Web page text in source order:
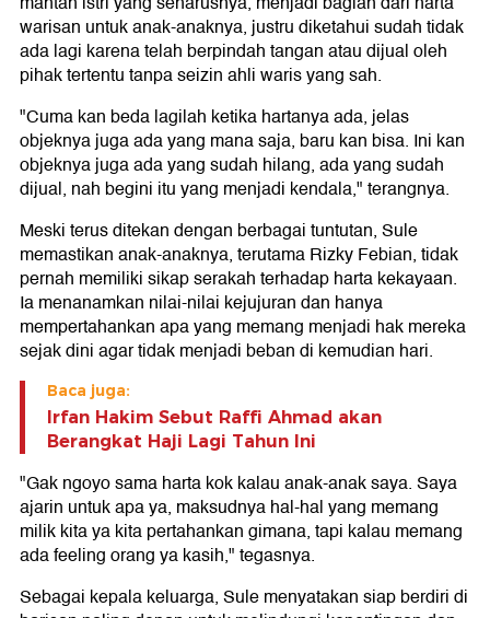
warisan untuk anak-anaknya, justru diketahui sudah tidak
ada lagi karena telah berpindah tangan atau dijual oleh
pihak tertentu tanpa seizin ahli waris yang sah.
"Cuma kan beda lagilah ketika hartanya ada, jelas
objeknya juga ada yang mana saja, baru kan bisa. Ini kan
objeknya juga ada yang sudah hilang, ada yang sudah
dijual, nah begini itu yang menjadi kendala," terangnya.
Meski terus ditekan dengan berbagai tuntutan, Sule
memastikan anak-anaknya, terutama Rizky Febian, tidak
pernah memiliki sikap serakah terhadap harta kekayaan.
Ia menanamkan nilai-nilai kejujuran dan hanya
mempertahankan apa yang memang menjadi hak mereka
sejak dini agar tidak menjadi beban di kemudian hari.
Baca juga:
Irfan Hakim Sebut Raffi Ahmad akan
Berangkat Haji Lagi Tahun Ini
"Gak ngoyo sama harta kok kalau anak-anak saya. Saya
ajarin untuk apa ya, maksudnya hal-hal yang memang
milik kita ya kita pertahankan gimana, tapi kalau memang
ada feeling orang ya kasih," tegasnya.
Sebagai kepala keluarga, Sule menyatakan siap berdiri di